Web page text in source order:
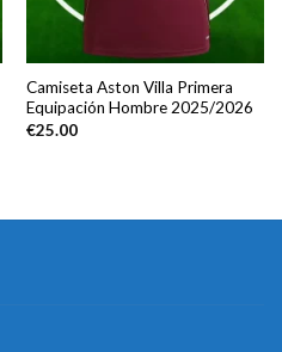
Camiseta Aston Villa Primera
Equipación Hombre 2025/2026
€25.00